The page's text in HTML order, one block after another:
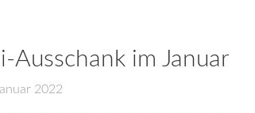
Ausschank im Januar
2022